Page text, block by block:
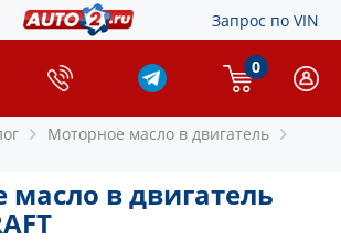
Запрос по VIN
0
Моторное масло в двигатель
масло в двигатель